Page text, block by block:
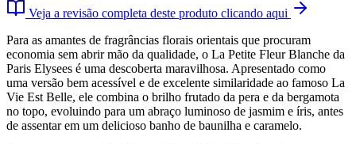
Veja a revisão completa deste produto clicando aqui
Para as amantes de fragrâncias florais orientais que procuram
economia sem abrir mão da qualidade, o La Petite Fleur Blanche da
Paris Elysees é uma descoberta maravilhosa. Apresentado como
uma versão bem acessível e de excelente similaridade ao famoso La
Vie Est Belle, ele combina o brilho frutado da pera e da bergamota
no topo, evoluindo para um abraço luminoso de jasmim e íris, antes
de assentar em um delicioso banho de baunilha e caramelo.